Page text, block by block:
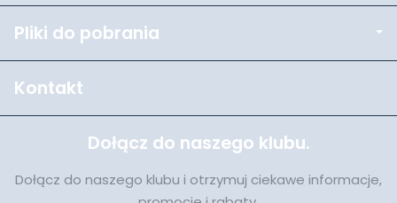
Pliki do pobrania
Kontakt
Dołącz do naszego klubu.
Dołącz do naszego klubu i otrzymuj ciekawe informacje,